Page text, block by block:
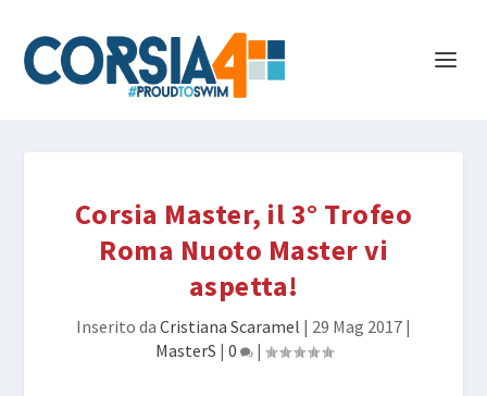
Corsia Master, il 3° Trofeo
Roma Nuoto Master vi
aspetta!
Inserito da Cristiana Scaramel | 29 Mag 2017 |
MasterS | 0 |